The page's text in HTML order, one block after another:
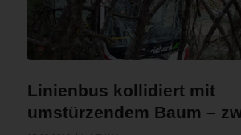
Linienbus kollidiert mit
umstürzendem Baum –